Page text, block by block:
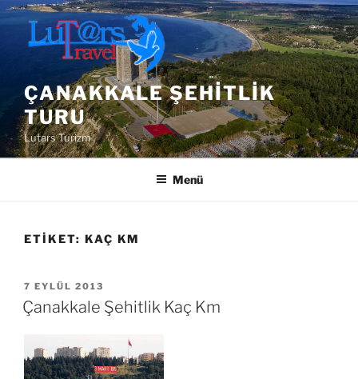
İçeriğe
geç
ÇANAKKALE ŞEHITLIK
TURU
Lutars Turizm
Menü
ETIKET: KAÇ KM
YAYIM
TARIHI
7 EYLÜL 2013
Çanakkale Şehitlik Kaç Km